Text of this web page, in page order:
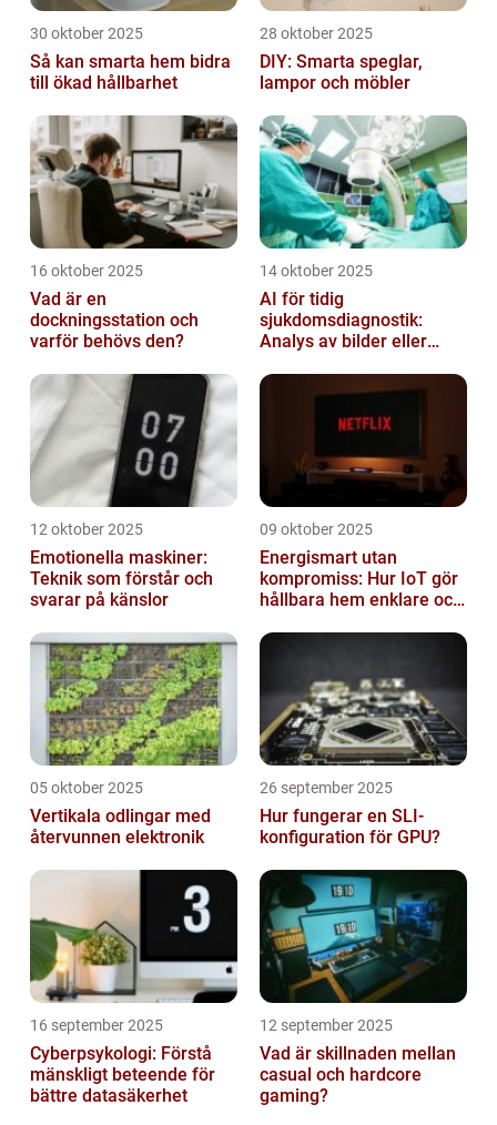
30 oktober 2025
Så kan smarta hem bidra
till ökad hållbarhet
28 oktober 2025
DIY: Smarta speglar,
lampor och möbler
16 oktober 2025
Vad är en
dockningsstation och
varför behövs den?
14 oktober 2025
AI för tidig
sjukdomsdiagnostik:
Analys av bilder eller
12 oktober 2025
Emotionella maskiner:
Teknik som förstår och
svarar på känslor
09 oktober 2025
Energismart utan
kompromiss: Hur IoT gör
hållbara hem enklare och
05 oktober 2025
Vertikala odlingar med
återvunnen elektronik
26 september 2025
Hur fungerar en SLI-
konfiguration för GPU?
16 september 2025
Cyberpsykologi: Förstå
mänskligt beteende för
bättre datasäkerhet
12 september 2025
Vad är skillnaden mellan
casual och hardcore
gaming?